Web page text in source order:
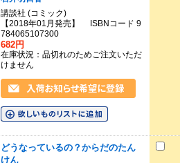
講談社 (コミック)
【2018年01月発売】 ISBNコード 9
784065107300
682円
在庫状況：品切れのためご注文いただ
けません
どうなっているの？からだのたん
けん